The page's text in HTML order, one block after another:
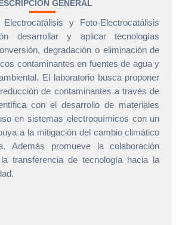
GENERAL
y Foto-Electrocatálisis
desarrollar y aplicar tecnologías
degradación o eliminación de
contaminantes en fuentes de agua y
El laboratorio busca proponer
de contaminantes a través de
con el desarrollo de materiales
en sistemas electroquímicos con un
a la mitigación del cambio climático
Además promueve la colaboración
transferencia de tecnología hacia la